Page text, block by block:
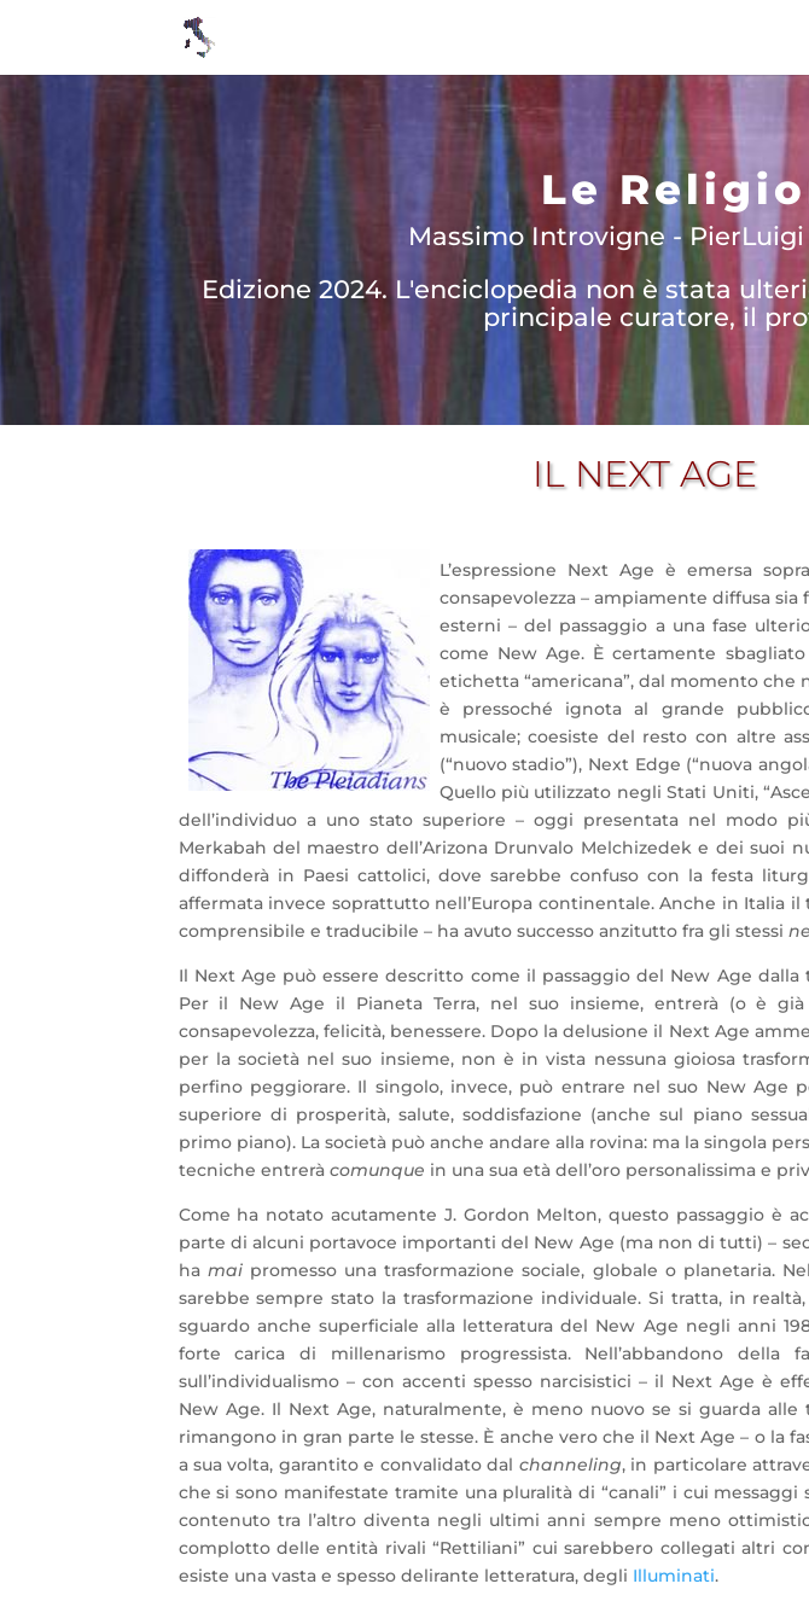
Le
Massimo Introvigne -
Edizione 2024. L'enciclopedia non è stata
principale curatore, il
IL NEXT AGE
L’espressione Next Age è emersa
consapevolezza – ampiamente diffusa sia
esterni – del passaggio a una fase
come New Age. È certamente
etichetta “americana”, dal momento che
è pressoché ignota al grande
musicale; coesiste del resto con altre
(“nuovo stadio”), Next Edge (“nuova
Quello più utilizzato negli Stati Uniti,
dell’individuo a uno stato superiore – oggi presentata nel modo
Merkabah del maestro dell’Arizona Drunvalo Melchizedek e dei suoi
diffonderà in Paesi cattolici, dove sarebbe confuso con la festa
affermata invece soprattutto nell’Europa continentale. Anche in Italia
comprensibile e traducibile – ha avuto successo anzitutto fra gli stessi
Il Next Age può essere descritto come il passaggio del New Age dalla
Per il New Age il Pianeta Terra, nel suo insieme, entrerà (o è
consapevolezza, felicità, benessere. Dopo la delusione il Next Age
per la società nel suo insieme, non è in vista nessuna gioiosa
perfino peggiorare. Il singolo, invece, può entrare nel suo New Age
superiore di prosperità, salute, soddisfazione (anche sul piano
primo piano). La società può anche andare alla rovina: ma la singola
tecniche entrerà comunque in una sua età dell’oro personalissima e
Come ha notato acutamente J. Gordon Melton, questo passaggio è
parte di alcuni portavoce importanti del New Age (ma non di tutti) –
ha maipromesso una trasformazione sociale, globale o planetaria.
sarebbe sempre stato la trasformazione individuale. Si tratta, in
sguardo anche superficiale alla letteratura del New Age negli anni
forte carica di millenarismo progressista. Nell’abbandono della
sull’individualismo – con accenti spesso narcisistici – il Next Age è
New Age. Il Next Age, naturalmente, è meno nuovo se si guarda
rimangono in gran parte le stesse. È anche vero che il Next Age – o la
a sua volta, garantito e convalidato dal channeling, in particolare
che si sono manifestate tramite una pluralità di “canali” i cui
contenuto tra l’altro diventa negli ultimi anni sempre meno
complotto delle entità rivali “Rettiliani” cui sarebbero collegati altri
esiste una vasta e spesso delirante letteratura, degli Illuminati.